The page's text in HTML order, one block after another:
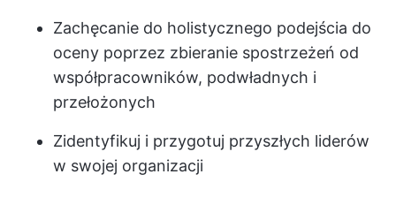
Zachęcanie do holistycznego podejścia do
oceny poprzez zbieranie spostrzeżeń od
współpracowników, podwładnych i
przełożonych
Zidentyfikuj i przygotuj przyszłych liderów
w swojej organizacji